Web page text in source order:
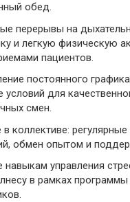
обед.
перерывы на
и легкую физическую
пациентов.
постоянного
условий для
смен.
коллективе: регулярные
обмен опытом и
навыкам управления
в рамках